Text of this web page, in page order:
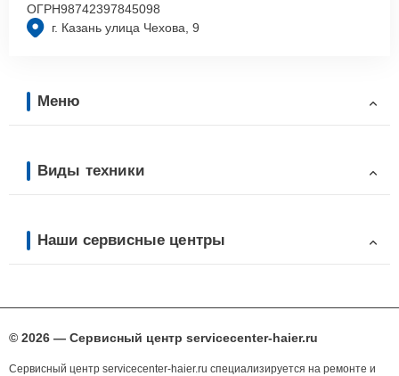
г. Казань улица Чехова, 9
ОГРН98742397845098
Меню
Виды техники
Наши сервисные центры
© 2026 — Сервисный центр servicecenter-haier.ru
Сервисный центр servicecenter-haier.ru специализируется на ремонте и